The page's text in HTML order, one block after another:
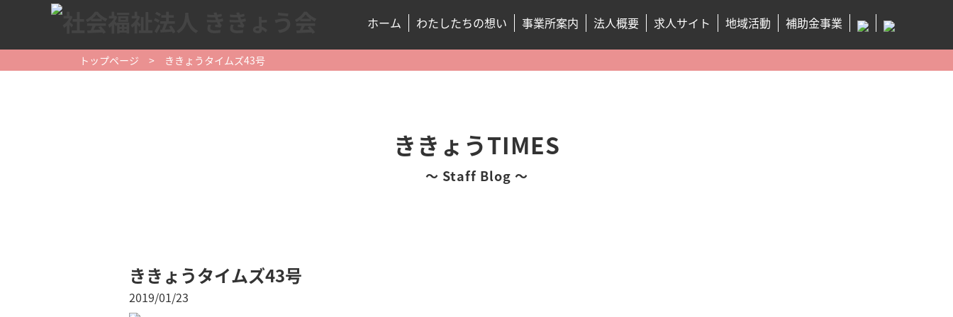
ホーム わたしたちの想い 事業所案内 法人概要 求人サイト 地域活動 補助金事業
トップページ > ききょうタイムズ43号
ききょうTIMES
～ Staff Blog ～
ききょうタイムズ43号
2019/01/23